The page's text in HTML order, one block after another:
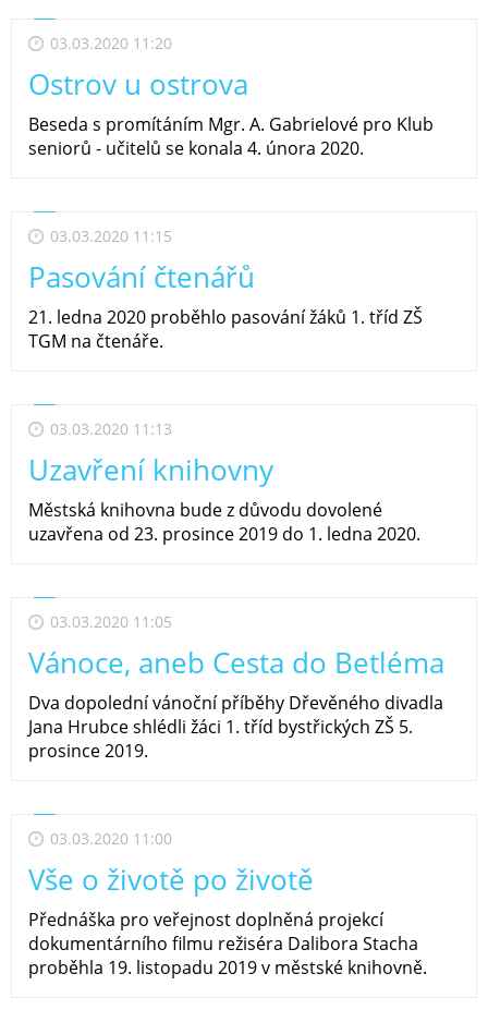
03.03.2020 11:20
Ostrov u ostrova
Beseda s promítáním Mgr. A. Gabrielové pro Klub
seniorů - učitelů se konala 4. února 2020.
03.03.2020 11:15
Pasování čtenářů
21. ledna 2020 proběhlo pasování žáků 1. tříd ZŠ
TGM na čtenáře.
03.03.2020 11:13
Uzavření knihovny
Městská knihovna bude z důvodu dovolené
uzavřena od 23. prosince 2019 do 1. ledna 2020.
03.03.2020 11:05
Vánoce, aneb Cesta do Betléma
Dva dopolední vánoční příběhy Dřevěného divadla
Jana Hrubce shlédli žáci 1. tříd bystřických ZŠ 5.
prosince 2019.
03.03.2020 11:00
Vše o životě po životě
Přednáška pro veřejnost doplněná projekcí
dokumentárního filmu režiséra Dalibora Stacha
proběhla 19. listopadu 2019 v městské knihovně.